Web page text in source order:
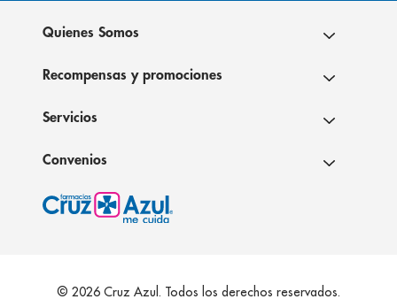
Quienes Somos
Recompensas y promociones
Servicios
Convenios
© 2026 Cruz Azul. Todos los derechos reservados.